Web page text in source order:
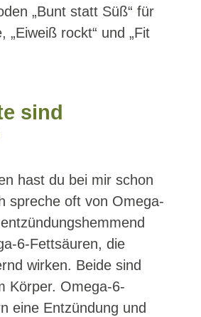
„Bunt statt Süß“ für
„Eiweiß rockt“ und „Fit
sind
hast du bei mir schon
spreche oft von Omega-
6-Fettsäuren, die
wirken. Beide sind
Körper. Omega-6-
eine Entzündung und